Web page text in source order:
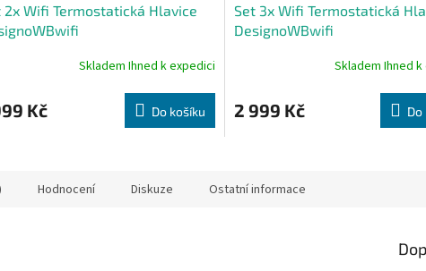
2x Wifi Termostatická Hlavice
Skladem Ihned k expedici
Kč Do košíku
Set 3x Wifi Termostatická
DesignoWBwifi
Skladem Ihned
2 999 Kč Do
Hodnocení Diskuze Ostatní informace